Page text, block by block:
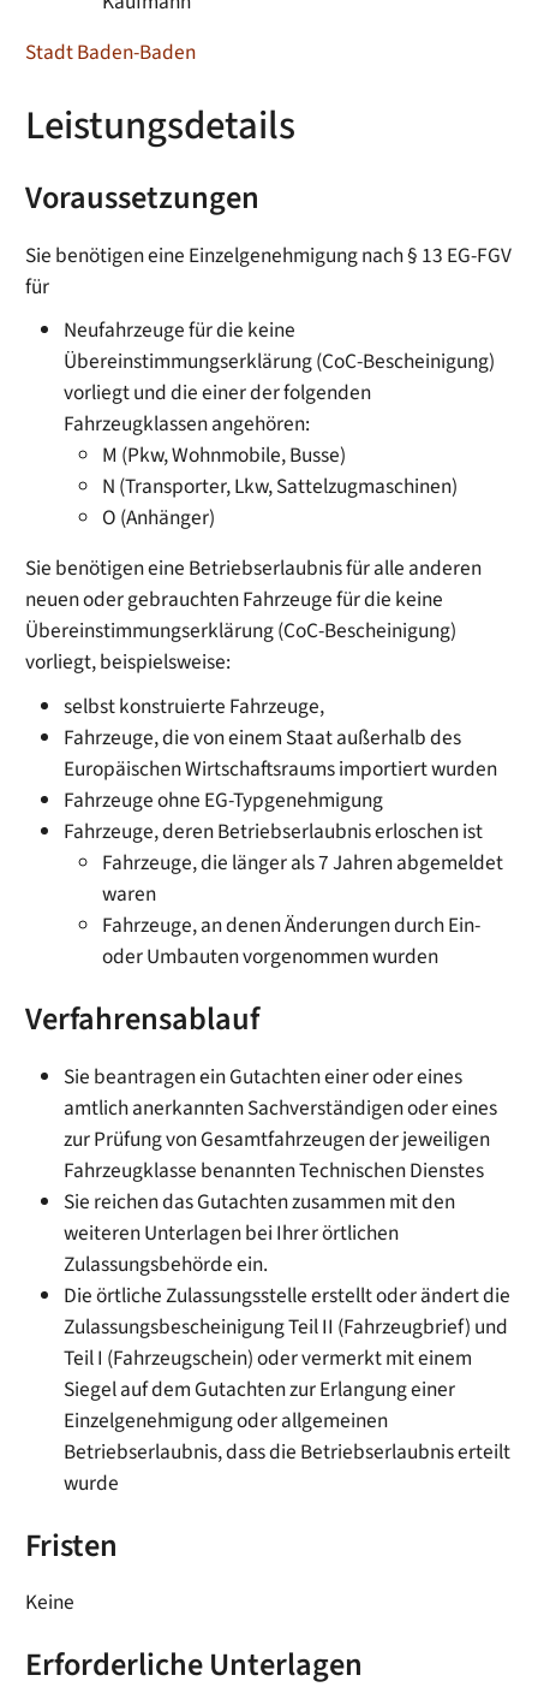
Stadt Baden-Baden
Leistungsdetails
Voraussetzungen
Sie benötigen eine Einzelgenehmigung nach § 13 EG-FGV
für
Neufahrzeuge für die keine
Übereinstimmungserklärung (CoC-Bescheinigung)
vorliegt und die einer der folgenden
Fahrzeugklassen angehören:
M (Pkw, Wohnmobile, Busse)
N (Transporter, Lkw, Sattelzugmaschinen)
O (Anhänger)
Sie benötigen eine Betriebserlaubnis für alle anderen
neuen oder gebrauchten Fahrzeuge für die keine
Übereinstimmungserklärung (CoC-Bescheinigung)
vorliegt, beispielsweise:
selbst konstruierte Fahrzeuge,
Fahrzeuge, die von einem Staat außerhalb des
Europäischen Wirtschaftsraums importiert wurden
Fahrzeuge ohne EG-Typgenehmigung
Fahrzeuge, deren Betriebserlaubnis erloschen ist
Fahrzeuge, die länger als 7 Jahren abgemeldet
waren
Fahrzeuge, an denen Änderungen durch Ein-
oder Umbauten vorgenommen wurden
Verfahrensablauf
Sie beantragen ein Gutachten einer oder eines
amtlich anerkannten Sachverständigen oder eines
zur Prüfung von Gesamtfahrzeugen der jeweiligen
Fahrzeugklasse benannten Technischen Dienstes
Sie reichen das Gutachten zusammen mit den
weiteren Unterlagen bei Ihrer örtlichen
Zulassungsbehörde ein.
Die örtliche Zulassungsstelle erstellt oder ändert die
Zulassungsbescheinigung Teil II (Fahrzeugbrief) und
Teil I (Fahrzeugschein) oder vermerkt mit einem
Siegel auf dem Gutachten zur Erlangung einer
Einzelgenehmigung oder allgemeinen
Betriebserlaubnis, dass die Betriebserlaubnis erteilt
wurde
Fristen
Keine
Erforderliche Unterlagen